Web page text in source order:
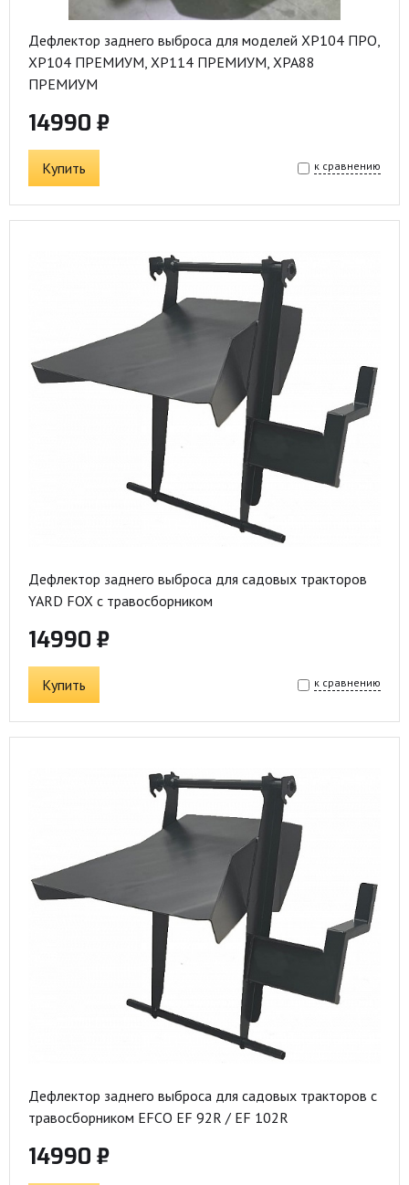
Дефлектор заднего выброса для моделей XP104 ПРО,
ХР104 ПРЕМИУМ, ХР114 ПРЕМИУМ, ХРА88
ПРЕМИУМ
14990 ₽
Купить к сравнению
Дефлектор заднего выброса для садовых тракторов
YARD FOX с травосборником
14990 ₽
Купить к сравнению
Дефлектор заднего выброса для садовых тракторов с
травосборником EFCO EF 92R / EF 102R
14990 ₽